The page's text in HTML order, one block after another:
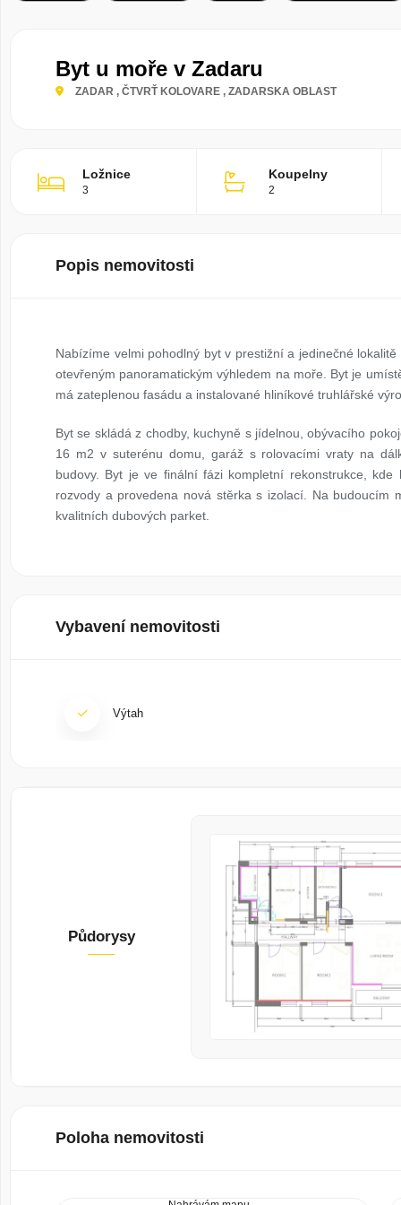
Byt u moře v Zadaru
ZADAR , ČTVRŤ KOLOVARE , ZADARSKA OBLAST
Ložnice
3
Koupelny
2
Popis nemovitosti
Nabízíme velmi pohodlný byt v prestižní a jedinečné
otevřeným panoramatickým výhledem na moře. Byt je
má zateplenou fasádu a instalované hliníkové truhlářské
Byt se skládá z chodby, kuchyně s jídelnou, obývacího
16 m2 v suterénu domu, garáž s rolovacími vraty na
budovy. Byt je ve finální fázi kompletní rekonstrukce,
rozvody a provedena nová stěrka s izolací. Na budoucím
kvalitních dubových parket.
Vybavení nemovitosti
Výtah
Půdorysy
Poloha nemovitosti